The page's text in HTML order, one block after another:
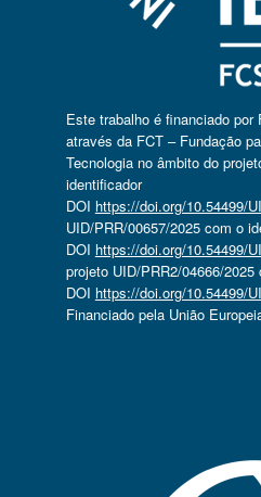
Este trabalho é financiado por
através da FCT – Fundação
Tecnologia no âmbito do
identificador
DOI https://doi.org/10.54499/
UID/PRR/00657/2025 com o
DOI https://doi.org/10.54499/
projeto UID/PRR2/04666/
DOI https://doi.org/10.54499/
Financiado pela União